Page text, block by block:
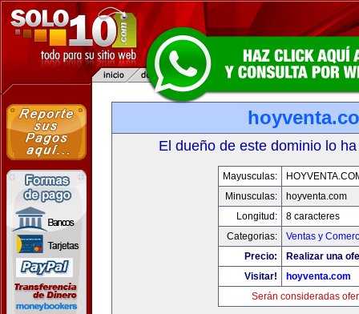
El dueño de este dominio lo
Mayusculas:
Minusculas:
hoyventa.com
Longitud:
8 caracteres
Categorias:
Ventas y
Precio:
Realizar una
Visitar!
hoyventa.com
Serán consideradas